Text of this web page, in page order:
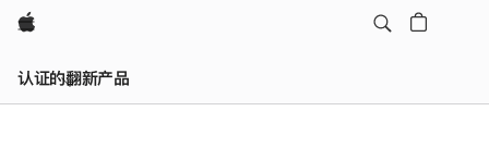
Apple
认证的翻新产品